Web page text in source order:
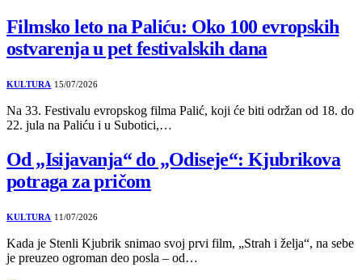
Filmsko leto na Paliću: Oko 100 evropskih
ostvarenja u pet festivalskih dana
KULTURA 15/07/2026
Na 33. Festivalu evropskog filma Palić, koji će biti održan od 18. do
22. jula na Paliću i u Subotici,…
Od „Isijavanja“ do „Odiseje“: Kjubrikova
potraga za pričom
KULTURA 11/07/2026
Kada je Stenli Kjubrik snimao svoj prvi film, „Strah i želja“, na sebe
je preuzeo ogroman deo posla – od…